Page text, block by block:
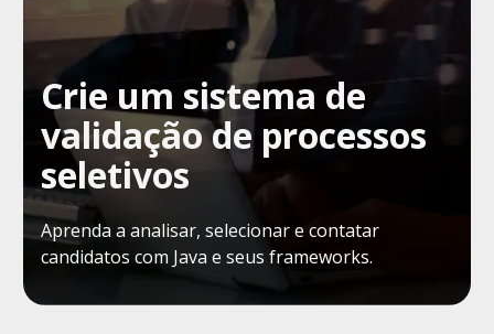
Crie um sistema de
validação de processos
seletivos
Aprenda a analisar, selecionar e contatar
candidatos com Java e seus frameworks.